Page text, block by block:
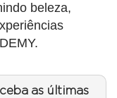
beleza,
as últimas